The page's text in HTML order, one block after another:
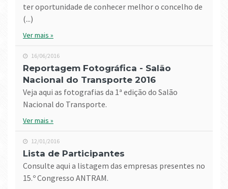
ter oportunidade de conhecer melhor o concelho de
(...)
Ver mais »
16/06/2016
Reportagem Fotográfica - Salão
Nacional do Transporte 2016
Veja aqui as fotografias da 1ª edição do Salão
Nacional do Transporte.
Ver mais »
12/01/2016
Lista de Participantes
Consulte aqui a listagem das empresas presentes no
15.º Congresso ANTRAM.